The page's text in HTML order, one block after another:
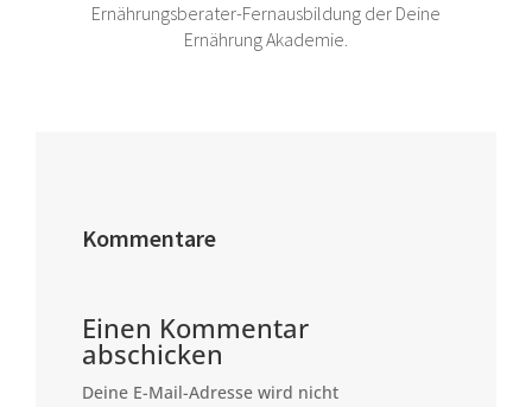
Ernährungsberater-Fernausbildung der Deine
Ernährung Akademie.
Kommentare
Einen Kommentar
abschicken
Deine E-Mail-Adresse wird nicht